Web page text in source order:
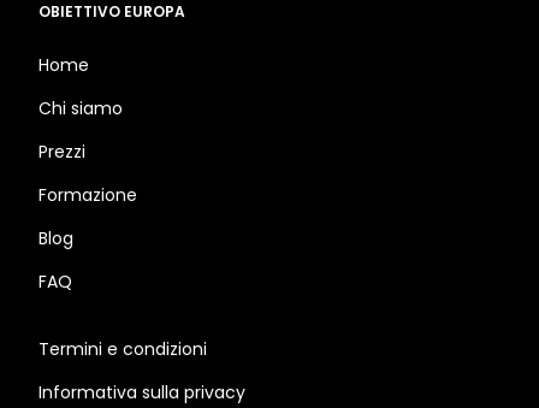
OBIETTIVO EUROPA
Home
Chi siamo
Prezzi
Formazione
Blog
FAQ
Termini e condizioni
Informativa sulla privacy